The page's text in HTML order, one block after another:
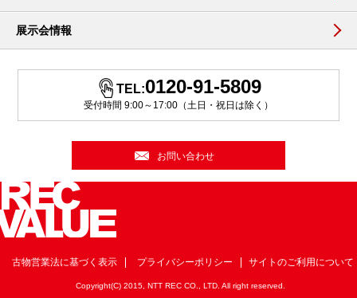
展示会情報
TEL:0120-91-5809
受付時間 9:00～17:00（土日・祝日は除く）
お問い合わせ
古物営業法に基づく表示 プライバシーポリシー サイトのご利用について
Copyright(C) 2015, NTT REC CO., LTD. All right reserved.